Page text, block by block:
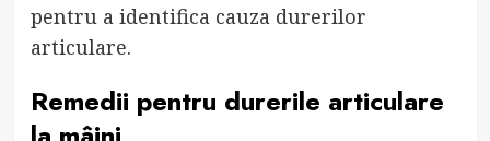
pentru a identifica cauza durerilor
articulare.
Remedii pentru durerile articulare